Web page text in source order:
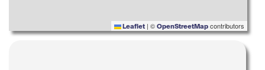
Leaflet | © OpenStreetMap contributors